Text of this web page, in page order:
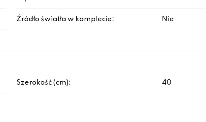
Źródło światła w komplecie: Nie
Szerokość (cm): 40